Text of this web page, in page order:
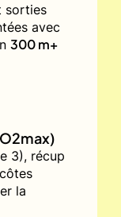
sorties
avec
300 m+
3), récup
la